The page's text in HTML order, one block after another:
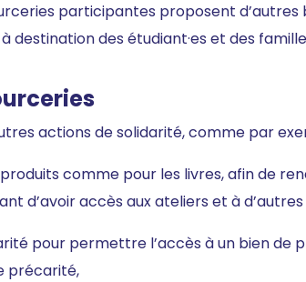
participantes proposent d’autres
destination des étudiant·es et des
actions de solidarité, comme par
comme pour les livres, afin de
d’avoir accès aux ateliers et à
pour permettre l’accès à un bien de
précarité,